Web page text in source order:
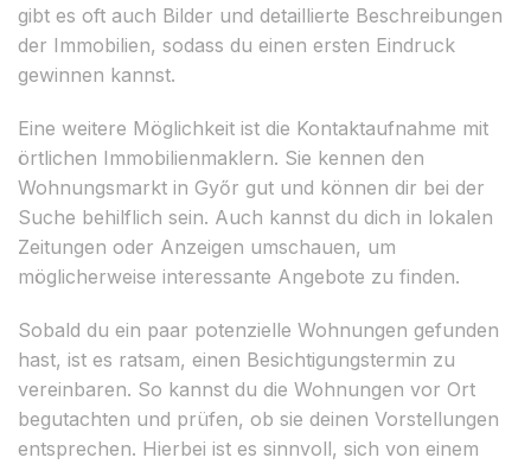
gibt es oft auch Bilder und detaillierte Beschreibungen
der Immobilien, sodass du einen ersten Eindruck
gewinnen kannst.
Eine weitere Möglichkeit ist die Kontaktaufnahme mit
örtlichen Immobilienmaklern. Sie kennen den
Wohnungsmarkt in Győr gut und können dir bei der
Suche behilflich sein. Auch kannst du dich in lokalen
Zeitungen oder Anzeigen umschauen, um
möglicherweise interessante Angebote zu finden.
Sobald du ein paar potenzielle Wohnungen gefunden
hast, ist es ratsam, einen Besichtigungstermin zu
vereinbaren. So kannst du die Wohnungen vor Ort
begutachten und prüfen, ob sie deinen Vorstellungen
entsprechen. Hierbei ist es sinnvoll, sich von einem